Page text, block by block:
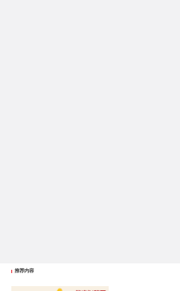
推荐内容